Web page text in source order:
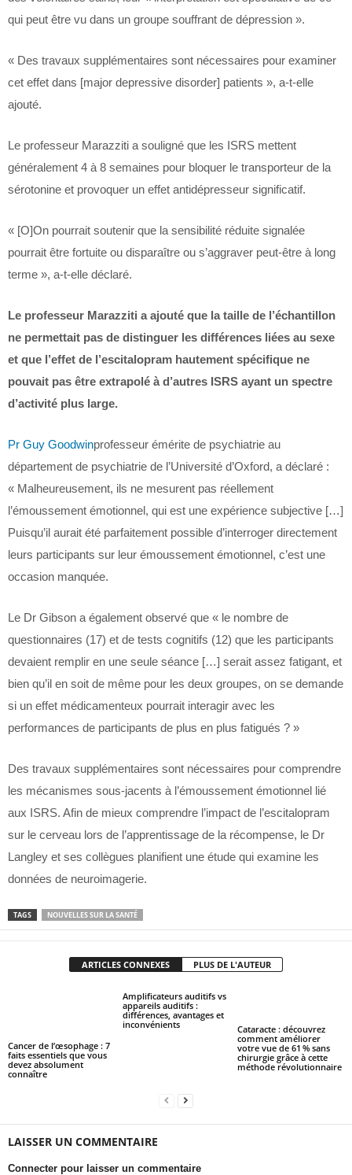
qui peut être vu dans un groupe souffrant de dépression ».
« Des travaux supplémentaires sont nécessaires pour examiner
cet effet dans [major depressive disorder] patients », a-t-elle
ajouté.
Le professeur Marazziti a souligné que les ISRS mettent
généralement 4 à 8 semaines pour bloquer le transporteur de la
sérotonine et provoquer un effet antidépresseur significatif.
« [O]On pourrait soutenir que la sensibilité réduite signalée
pourrait être fortuite ou disparaître ou s’aggraver peut-être à long
terme », a-t-elle déclaré.
Le professeur Marazziti a ajouté que la taille de l’échantillon
ne permettait pas de distinguer les différences liées au sexe
et que l’effet de l’escitalopram hautement spécifique ne
pouvait pas être extrapolé à d’autres ISRS ayant un spectre
d’activité plus large.
Pr Guy Goodwinprofesseur émérite de psychiatrie au
département de psychiatrie de l’Université d’Oxford, a déclaré :
« Malheureusement, ils ne mesurent pas réellement
l’émoussement émotionnel, qui est une expérience subjective […]
Puisqu’il aurait été parfaitement possible d’interroger directement
leurs participants sur leur émoussement émotionnel, c’est une
occasion manquée.
Le Dr Gibson a également observé que « le nombre de
questionnaires (17) et de tests cognitifs (12) que les participants
devaient remplir en une seule séance […] serait assez fatigant, et
bien qu’il en soit de même pour les deux groupes, on se demande
si un effet médicamenteux pourrait interagir avec les
performances de participants de plus en plus fatigués ? »
Des travaux supplémentaires sont nécessaires pour comprendre
les mécanismes sous-jacents à l’émoussement émotionnel lié
aux ISRS. Afin de mieux comprendre l’impact de l’escitalopram
sur le cerveau lors de l’apprentissage de la récompense, le Dr
Langley et ses collègues planifient une étude qui examine les
données de neuroimagerie.
TAGS NOUVELLES SUR LA SANTÉ
ARTICLES CONNEXES PLUS DE L'AUTEUR
Cancer de l’œsophage : 7
faits essentiels que vous
devez absolument
connaître
Amplificateurs auditifs vs
appareils auditifs :
différences, avantages et
inconvénients
Cataracte : découvrez
comment améliorer
votre vue de 61 % sans
chirurgie grâce à cette
méthode révolutionnaire
LAISSER UN COMMENTAIRE
Connecter pour laisser un commentaire